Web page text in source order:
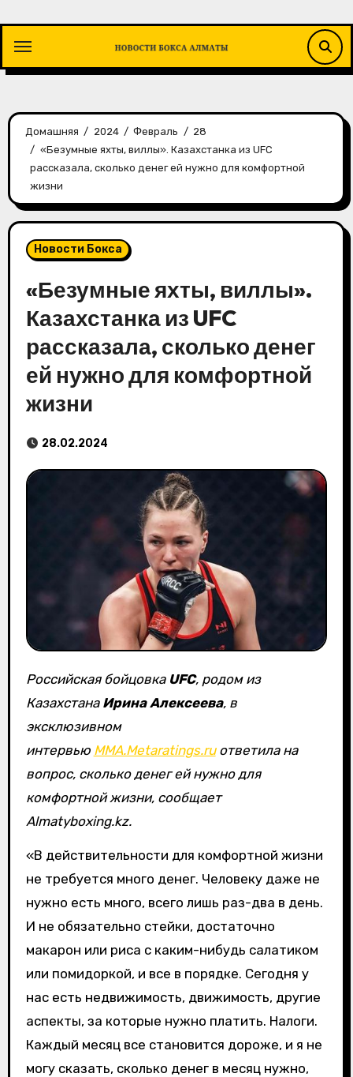
содержимому
Домашняя 2024 Февраль
28
«Безумные яхты, виллы». Казахстанка из UFC
рассказала, сколько денег ей нужно для комфортной
жизни
Новости Бокса
«Безумные яхты, виллы».
Казахстанка из UFC
рассказала, сколько денег
ей нужно для комфортной
жизни
28.02.2024
Российская бойцовка UFC, родом из
Казахстана Ирина Алексеева, в
эксклюзивном
интервью MMA.Metaratings.ruответила на
вопрос, сколько денег ей нужно для
комфортной жизни, сообщает
Almatyboxing.kz.
«В действительности для комфортной жизни
не требуется много денег. Человеку даже не
нужно есть много, всего лишь раз-два в день.
И не обязательно стейки, достаточно
макарон или риса с каким-нибудь салатиком
или помидоркой, и все в порядке. Сегодня у
нас есть недвижимость, движимость, другие
аспекты, за которые нужно платить. Налоги.
Каждый месяц все становится дороже, и я не
могу сказать, сколько денег в месяц нужно,